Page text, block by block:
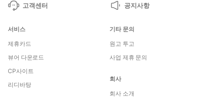
고객센터 공지사항
서비스
제휴카드
뷰어 다운로드
CP사이트
리디바탕
기타 문의
원고 투고
사업 제휴 문의
회사
회사 소개